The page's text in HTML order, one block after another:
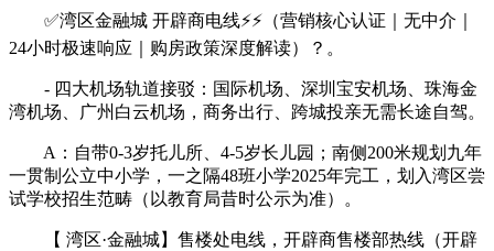
✅湾区金融城 开辟商电线⚡⚡（营销核心认证｜无中介｜
24小时极速响应｜购房政策深度解读）？。
- 四大机场轨道接驳：国际机场、深圳宝安机场、珠海金
湾机场、广州白云机场，商务出行、跨城投亲无需长途自驾。
A：自带0-3岁托儿所、4-5岁长儿园；南侧200米规划九年
一贯制公立中小学，一之隔48班小学2025年完工，划入湾区尝
试学校招生范畴（以教育局昔时公示为准）。
【 湾区·金融城】售楼处电线，开辟商售楼部热线（开辟